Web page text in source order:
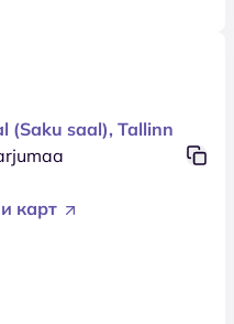
(Saku saal), Tallinn
карт